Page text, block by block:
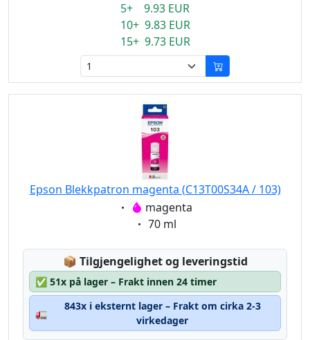
5+ 9.93 EUR
10+ 9.83 EUR
15+ 9.73 EUR
Epson Blekkpatron magenta (C13T00S34A / 103)
Eigenschaft:
magenta
Eigenschaft:
70 ml
📦 Lagerstatus:
Tilgjengelighet og leveringstid
✅ 51x på lager – Frakt innen 24 timer
🚛
843x i eksternt lager – Frakt om cirka 2-3
virkedager